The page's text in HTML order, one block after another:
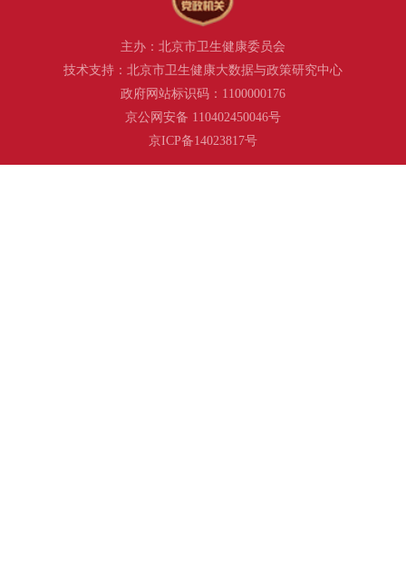
主办：北京市卫生健康委员会
技术支持：北京市卫生健康大数据与政策研究中心
政府网站标识码：1100000176
京公网安备 110402450046号
京ICP备14023817号